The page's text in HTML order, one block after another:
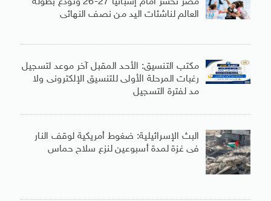
العالم لناشئات اليد من نصف النهائى
مكتب التنسيق: الأحد المقبل آخر موعد لتسجيل
رغبات المرحلة الأولى للتنسيق الإلكترونى ولا
مد لفترة التسجيل
البث الإسرائيلية: ضغوط أمريكية لوقف النار
فى غزة لمدة أسبوعين لنزع سلاح حماس